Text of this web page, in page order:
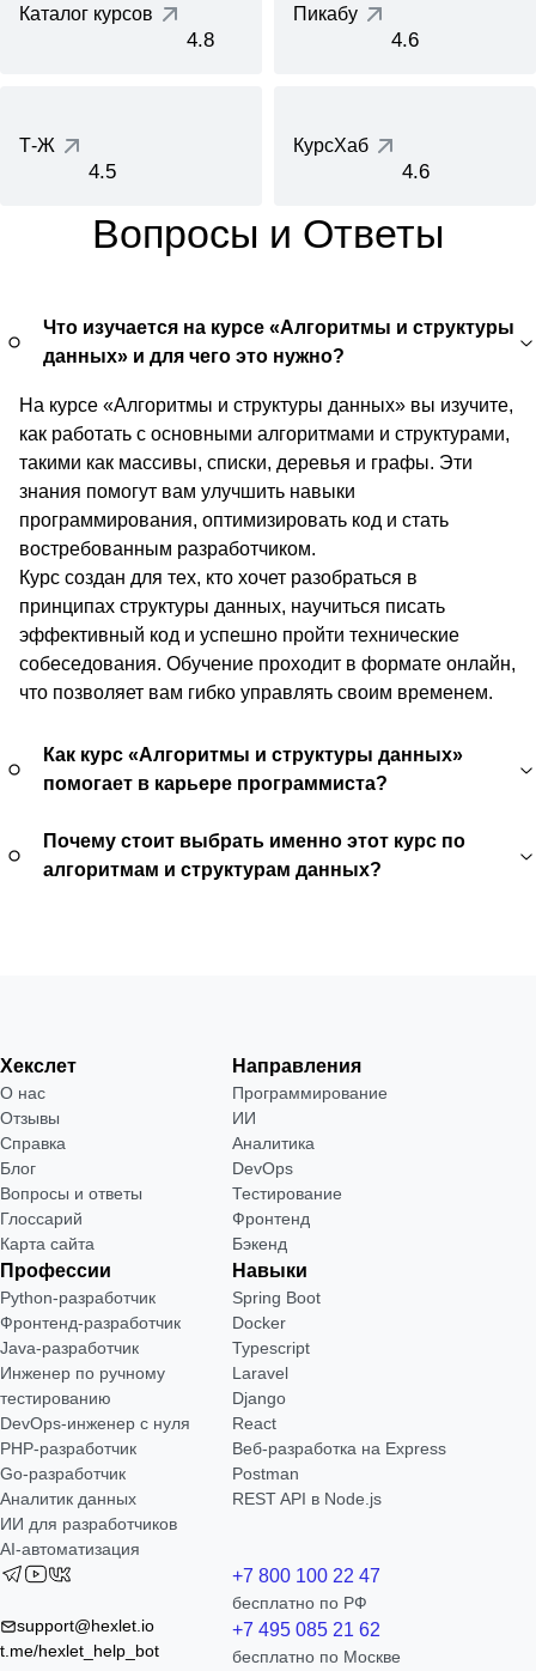
Каталог курсов
4.8
Пикабу
4.6
Т-Ж
4.5
КурсХаб
4.6
Вопросы и Ответы
Что изучается на курсе «Алгоритмы и структуры
данных» и для чего это нужно?
На курсе «Алгоритмы и структуры данных» вы изучите,
как работать с основными алгоритмами и структурами,
такими как массивы, списки, деревья и графы. Эти
знания помогут вам улучшить навыки
программирования, оптимизировать код и стать
востребованным разработчиком.
Курс создан для тех, кто хочет разобраться в
принципах структуры данных, научиться писать
эффективный код и успешно пройти технические
собеседования. Обучение проходит в формате онлайн,
Как курс «Алгоритмы и структуры данных»
помогает в карьере программиста?
Почему стоит выбрать именно этот курс по
алгоритмам и структурам данных?
Хекслет
О нас
Отзывы
Справка
Блог
Вопросы и ответы
Глоссарий
Карта сайта
Направления
Программирование
ИИ
Аналитика
DevOps
Тестирование
Фронтенд
Бэкенд
Профессии
Python-разработчик
Фронтенд-разработчик
Java-разработчик
Инженер по ручному
тестированию
DevOps-инженер с нуля
РНР-разработчик
Go-разработчик
Аналитик данных
ИИ для разработчиков
AI-автоматизация
Навыки
Spring Boot
Docker
Typescript
Laravel
Django
React
Веб-разработка на Express
Postman
REST API в Node.js
support@hexlet.io
t.me/hexlet_help_bot
+7 800 100 22 47
бесплатно по РФ
+7 495 085 21 62
бесплатно по Москве